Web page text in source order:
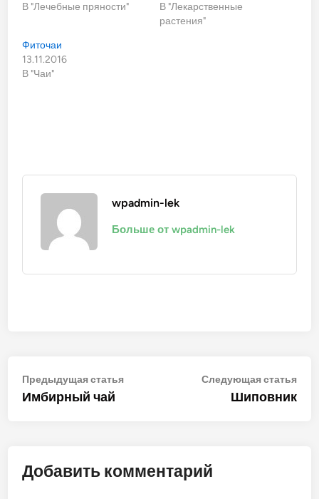
В "Лечебные пряности"
В "Лекарственные
растения"
Фиточаи
13.11.2016
В "Чаи"
wpadmin-lek
Больше от wpadmin-lek
Навигация
по
Предыдущая статьяПредыдущая
Имбирный чай
Следующая статья
Шиповник
Добавить комментарий